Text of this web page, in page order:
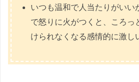
いつも温和で人当たりがいい
で怒りに火がつくと、ころっ
けられなくなる感情的に激し